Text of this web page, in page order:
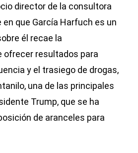
director de la consultora
que García Harfuch es un
él recae la
ofrecer resultados para
y el trasiego de drogas,
una de las principales
Trump, que se ha
de aranceles para